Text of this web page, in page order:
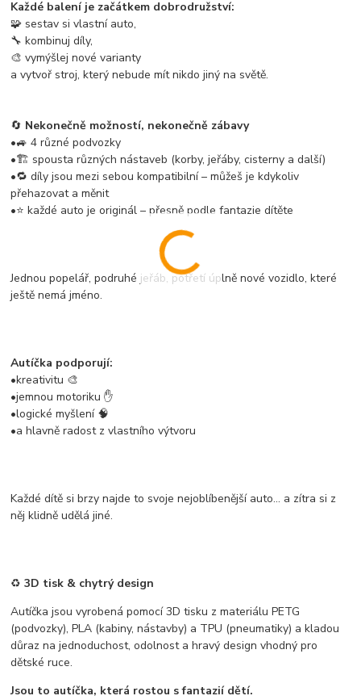
Každé balení je začátkem dobrodružství:
🧩 sestav si vlastní auto,
🔧 kombinuj díly,
🎨 vymýšlej nové varianty
a vytvoř stroj, který nebude mít nikdo jiný na světě.
🔄 Nekonečně možností, nekonečně zábavy
•🚙 4 různé podvozky
•🏗️ spousta různých nástaveb (korby, jeřáby, cisterny a další)
•🔁 díly jsou mezi sebou kompatibilní – můžeš je kdykoliv
přehazovat a měnit
•⭐ každé auto je originál – přesně podle fantazie dítěte
Jednou popelář, podruhé jeřáb, potřetí úplně nové vozidlo, které
ještě nemá jméno.
Autíčka podporují:
•kreativitu 🎨
•jemnou motoriku ✋
•logické myšlení 🧠
•a hlavně radost z vlastního výtvoru
Každé dítě si brzy najde to svoje nejoblíbenější auto… a zítra si z
něj klidně udělá jiné.
♻️3D tisk & chytrý design
Autíčka jsou vyrobená pomocí 3D tisku z materiálu PETG
(podvozky), PLA (kabiny, nástavby) a TPU (pneumatiky) a kladou
důraz na jednoduchost, odolnost a hravý design vhodný pro
dětské ruce.
Jsou to autíčka, která rostou s fantazií dětí.